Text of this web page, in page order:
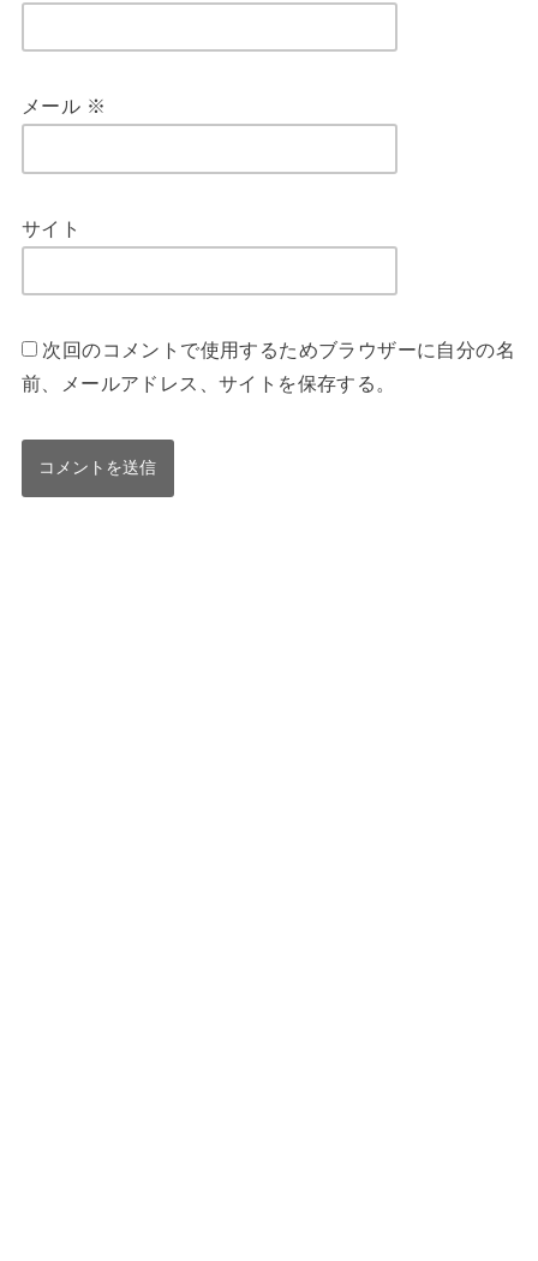
メール ※
サイト
次回のコメントで使用するためブラウザーに自分の名
前、メールアドレス、サイトを保存する。